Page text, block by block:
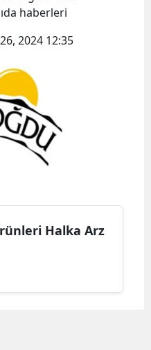
haberleri
2024 12:35
Halka Arz